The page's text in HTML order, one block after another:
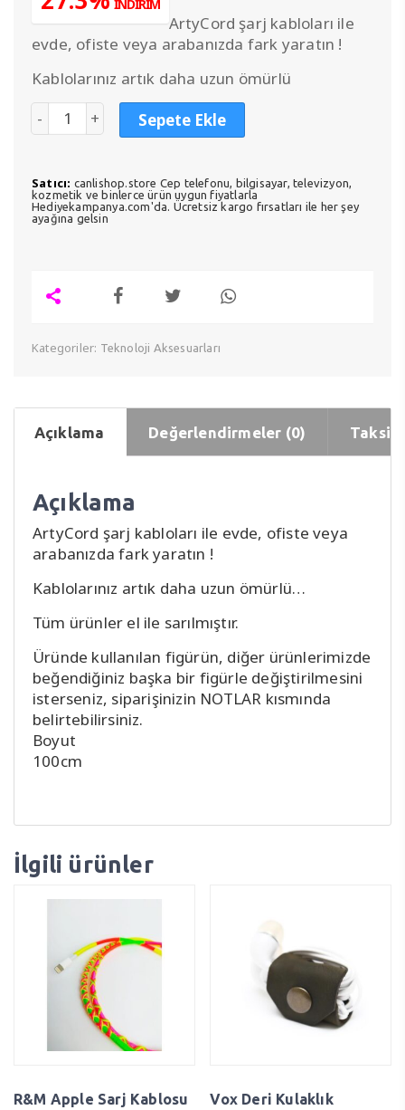
₺110,00.
fiyat:
İNDİRİM
ArtyCord şarj kabloları ile
evde, ofiste veya arabanızda fark yaratın !
Kablolarınız artık daha uzun ömürlü
Sepete Ekle
Satıcı: canlishop.store Cep telefonu, bilgisayar, televizyon,
kozmetik ve binlerce ürün uygun fiyatlarla
Hediyekampanya.com'da. Ücretsiz kargo fırsatları ile her şey
ayağına gelsin
Kategoriler: Teknoloji Aksesuarları
Açıklama Değerlendirmeler (0) Taksit
Açıklama
ArtyCord şarj kabloları ile evde, ofiste veya
arabanızda fark yaratın !
Kablolarınız artık daha uzun ömürlü…
Tüm ürünler el ile sarılmıştır.
Üründe kullanılan figürün, diğer ürünlerimizde
beğendiğiniz başka bir figürle değiştirilmesini
isterseniz, siparişinizin NOTLAR kısmında
belirtebilirsiniz.
Boyut
100cm
İlgili ürünler
R&M Apple Sarj Kablosu
Vox Deri Kulaklık